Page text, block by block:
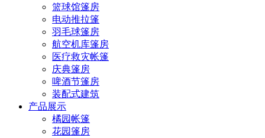
篮球馆篷房
电动推拉篷
羽毛球篷房
航空机库篷房
医疗救灾帐篷
庆典篷房
啤酒节篷房
装配式建筑
产品展示
橘园帐篷
花园篷房